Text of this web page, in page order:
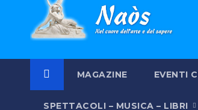
MAGAZINE EVENTI
SPETTACOLI – MUSICA – LIBRI